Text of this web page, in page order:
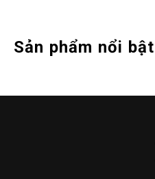
Sản phẩm nổi bật